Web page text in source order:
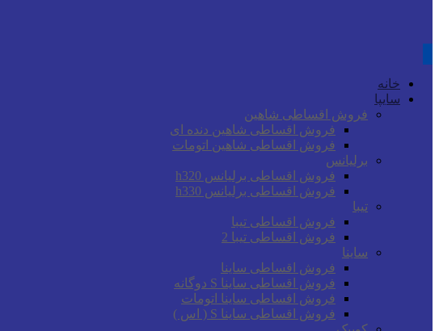
خانه
سایپا
فروش اقساطی شاهین
فروش اقساطی شاهین دنده ای
فروش اقساطی شاهین اتومات
برلیانس
فروش اقساطی برلیانس h320
فروش اقساطی برلیانس h330
تیبا
فروش اقساطی تیبا
فروش اقساطی تیبا 2
ساینا
فروش اقساطی ساینا
فروش اقساطی ساینا S دوگانه
فروش اقساطی ساینا اتومات
فروش اقساطی ساینا S ( اس )